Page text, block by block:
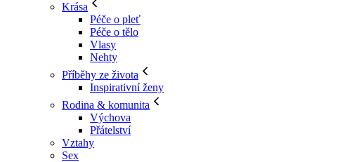
Krása
Péče o pleť
Péče o tělo
Vlasy
Nehty
Příběhy ze života
Inspirativní ženy
Rodina & komunita
Výchova
Přátelství
Vztahy
Sex